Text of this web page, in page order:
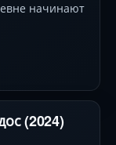
начинают
(2024)